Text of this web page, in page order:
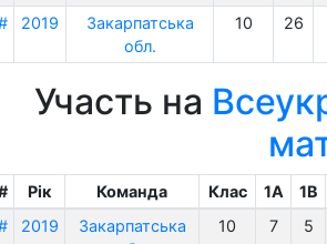
2019
Закарпатська
обл.
10 26
Участь на
Рік Команда Клас 1A
1B
2019
Закарпатська
10 7 5